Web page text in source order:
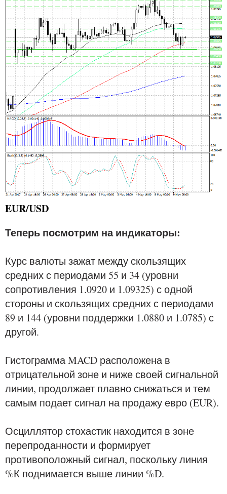
EUR/USD
Теперь посмотрим на индикаторы:
Курс валюты зажат между скользящих
средних с периодами 55 и 34 (уровни
сопротивления 1.0920 и 1.09325) с одной
стороны и скользящих средних с периодами
89 и 144 (уровни поддержки 1.0880 и 1.0785) с
другой.
Гистограмма MACD расположена в
отрицательной зоне и ниже своей сигнальной
линии, продолжает плавно снижаться и тем
самым подает сигнал на продажу евро (EUR).
Осциллятор стохастик находится в зоне
перепроданности и формирует
противоположный сигнал, поскольку линия
%К поднимается выше линии %D.